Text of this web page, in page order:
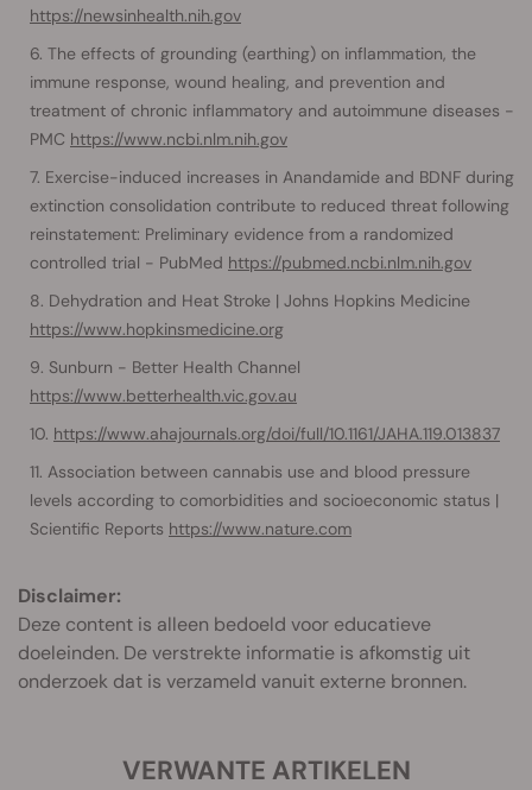
https://newsinhealth.nih.gov
The effects of grounding (earthing) on inflammation, the
immune response, wound healing, and prevention and
treatment of chronic inflammatory and autoimmune diseases -
PMC https://www.ncbi.nlm.nih.gov
Exercise-induced increases in Anandamide and BDNF during
extinction consolidation contribute to reduced threat following
reinstatement: Preliminary evidence from a randomized
controlled trial - PubMed https://pubmed.ncbi.nlm.nih.gov
Dehydration and Heat Stroke | Johns Hopkins Medicine
https://www.hopkinsmedicine.org
Sunburn - Better Health Channel
https://www.betterhealth.vic.gov.au
https://www.ahajournals.org/doi/full/10.1161/JAHA.119.013837
Association between cannabis use and blood pressure
levels according to comorbidities and socioeconomic status |
Scientific Reports https://www.nature.com
Disclaimer:
Deze content is alleen bedoeld voor educatieve
doeleinden. De verstrekte informatie is afkomstig uit
onderzoek dat is verzameld vanuit externe bronnen.
VERWANTE ARTIKELEN